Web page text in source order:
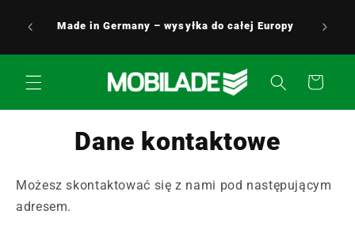
treściMade in Germany – wysyłka do całej Europy
Koszyk
Dane kontaktowe
Możesz skontaktować się z nami pod następującym
adresem.